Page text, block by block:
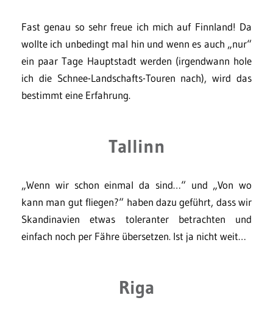
Fast genau so sehr freue ich mich auf Finnland! Da
wollte ich unbedingt mal hin und wenn es auch „nur“
ein paar Tage Hauptstadt werden (irgendwann hole
ich die Schnee-Landschafts-Touren nach), wird das
bestimmt eine Erfahrung.
Tallinn
„Wenn wir schon einmal da sind…“ und „Von wo
kann man gut fliegen?“ haben dazu geführt, dass wir
Skandinavien etwas toleranter betrachten und
einfach noch per Fähre übersetzen. Ist ja nicht weit…
Riga